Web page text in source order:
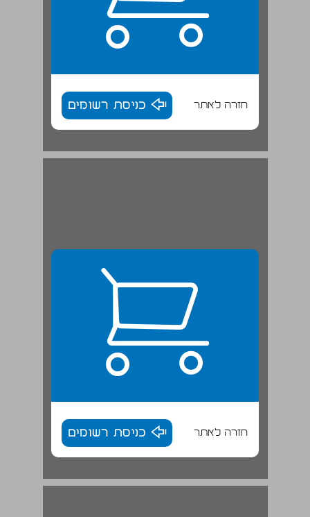
חזרה לאתר כניסת רשומים
ג. סיכוך סוכה ב'בלאפונים' ... 26
חזרה לאתר כניסת רשומים